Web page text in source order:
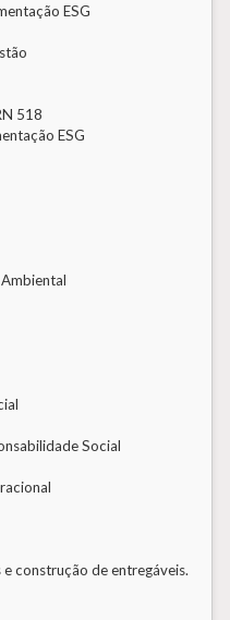
ESG
518
ESG
Social
construção de entregáveis.